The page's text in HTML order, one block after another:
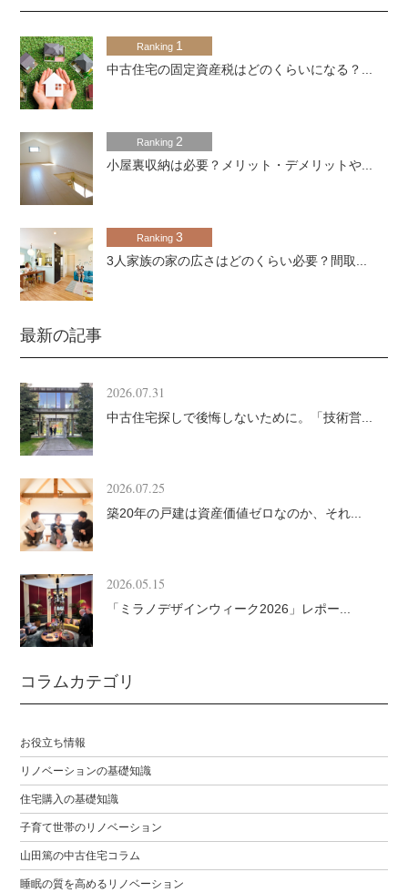
Ranking 1
中古住宅の固定資産税はどのくらいになる？...
Ranking 2
小屋裏収納は必要？メリット・デメリットや...
Ranking 3
3人家族の家の広さはどのくらい必要？間取...
最新の記事
2026.07.31
中古住宅探しで後悔しないために。「技術営...
2026.07.25
築20年の戸建は資産価値ゼロなのか、それ...
2026.05.15
「ミラノデザインウィーク2026」レポー...
コラムカテゴリ
お役立ち情報
リノベーションの基礎知識
住宅購入の基礎知識
子育て世帯のリノベーション
山田篤の中古住宅コラム
睡眠の質を高めるリノベーション